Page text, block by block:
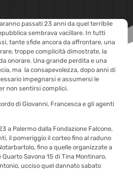
passati 23 anni da quel terribile
sembrava vacillare. In tutti
tante sfide ancora da affrontare, una
troppe complicità dimostrate, la
onorare. Una grande perdita e una
ma la consapevolezza, dopo anni di
impegnarsi e assumersi le
non sentirsi complici.
di Giovanni, Francesca e gli agenti
a Palermo dalla Fondazione Falcone,
il pomeriggio il corteo fino al raduno
fino a quelle organizzate a
Quarto Savona 15 di Tina Montinaro,
ucciso quel dannato sabato